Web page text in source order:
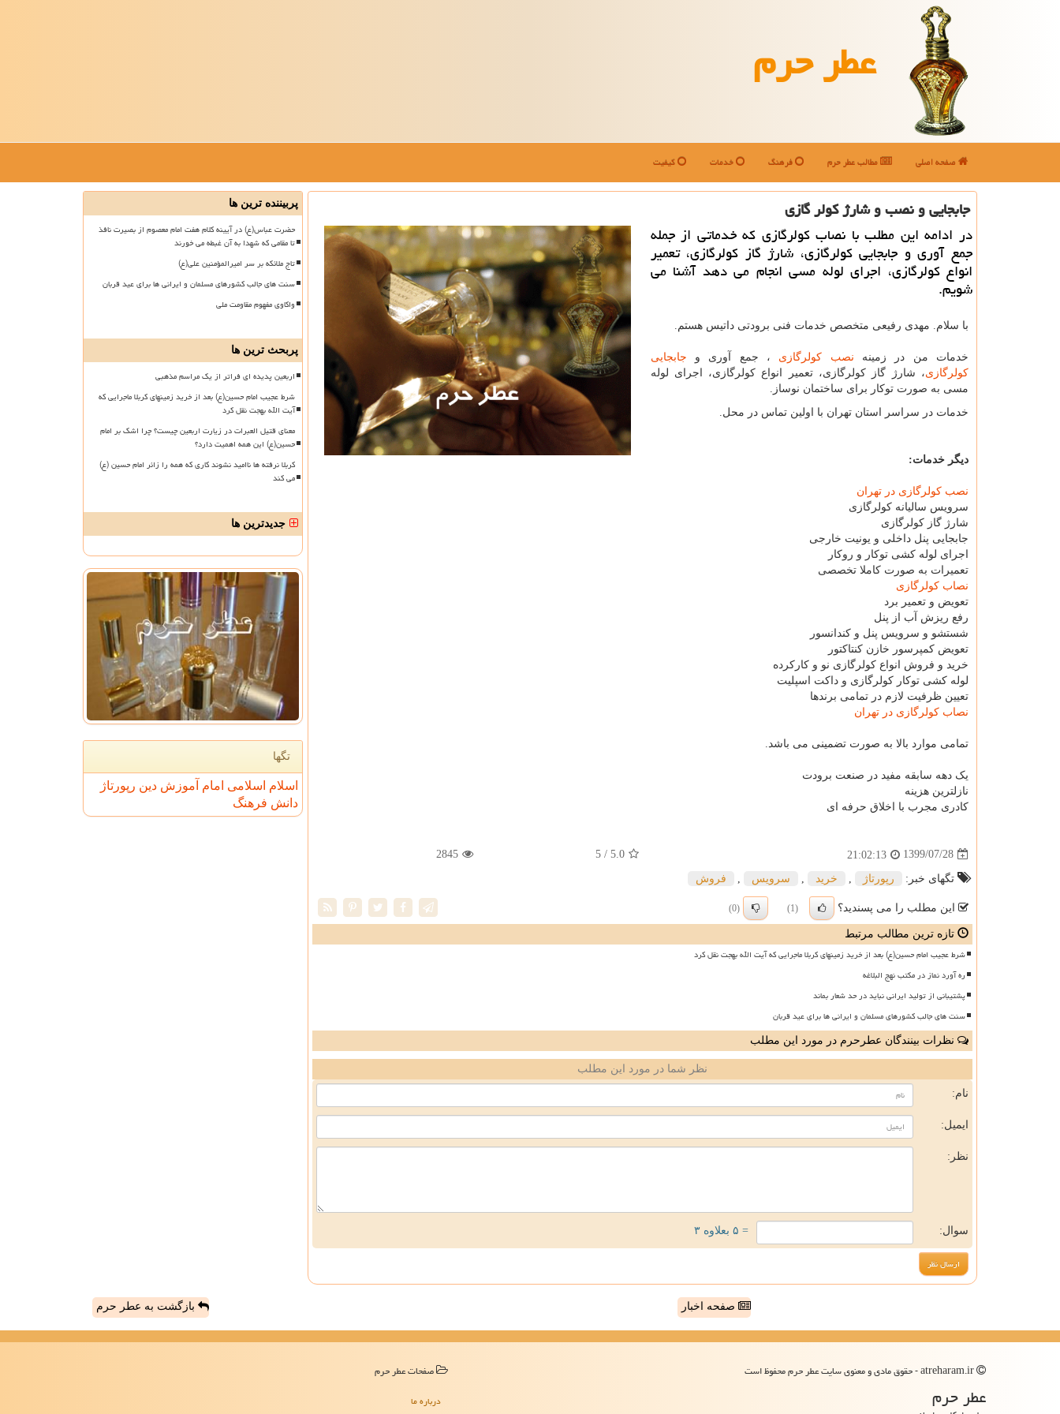
عطر حرم
صفحه اصلی مطالب عطر حرم فرهنگ خدمات کیفیت
جابجایی و نصب و شارژ كولر گازی
در ادامه این مطلب با نصاب كولرگازی كه خدماتی از جمله
جمع آوری و جابجایی كولرگازی، شارژ گاز كولرگازی، تعمیر
انواع كولرگازی، اجرای لوله مسی انجام می دهد آشنا می
شویم.
با سلام. مهدی رفیعی متخصص خدمات فنی برودتی داتیس هستم.
خدمات من در زمینه نصب کولرگازی ، جمع آوری و جابجایی
کولرگازی، شارژ گاز کولرگازی، تعمیر انواع کولرگازی، اجرای لوله
مسی به صورت توکار برای ساختمان نوساز.
خدمات در سراسر استان تهران با اولین تماس در محل.
دیگر خدمات:
نصب کولرگازی در تهران
سرویس سالیانه کولرگازی
شارژ گاز کولرگازی
جابجایی پنل داخلی و یونیت خارجی
اجرای لوله کشی توکار و روکار
تعمیرات به صورت کاملا تخصصی
نصاب کولرگازی
تعویض و تعمیر برد
رفع ریزش آب از پنل
شستشو و سرویس پنل و کندانسور
تعویض کمپرسور خازن کنتاکتور
خرید و فروش انواع کولرگازی نو و کارکرده
لوله کشی توکار کولرگازی و داکت اسپلیت
تعیین ظرفیت لازم در تمامی برندها
نصاب کولرگازی در تهران
تمامی موارد بالا به صورت تضمینی می باشد.
یک دهه سابقه مفید در صنعت برودت
نازلترین هزینه
کادری مجرب با اخلاق حرفه ای
1399/07/28
21:02:13
5.0
/ 5
2845
تگهای خبر: رپورتاژ خرید سرویس فروش
این مطلب را می پسندید؟ (1)
(0)
تازه ترین مطالب مرتبط
شرط عجیب امام حسین(ع) بعد از خرید زمینهای کربلا ماجرایی که آیت الله بهجت نقل کرد
ره آورد نماز در مکتب نهج البلاغه
پشتیبانی از تولید ایرانی نباید در حد شعار بماند
سنت های جالب کشورهای مسلمان و ایرانی ها برای عید قربان
نظرات بینندگان عطرحرم در مورد این مطلب
نظر شما در مورد این مطلب
نام:
ایمیل:
نظر:
سوال: = ۵ بعلاوه ۳
پربیننده ترین ها
حضرت عباس(ع) در آیینه کلام هفت امام معصوم از بصیرت نافذ
تا مقامی که شهدا به آن غبطه می خورند
تاج ملائکه بر سر امیرالمؤمنین علی(ع)
سنت های جالب کشورهای مسلمان و ایرانی ها برای عید قربان
واکاوی مفهوم مقاومت ملی
پربحث ترین ها
اربعین پدیده ای فراتر از یک مراسم مذهبی
شرط عجیب امام حسین(ع) بعد از خرید زمینهای کربلا ماجرایی که
آیت الله بهجت نقل کرد
معنای قتیل العبرات در زیارت اربعین چیست؟ چرا اشک بر امام
حسین(ع) این همه اهمیت دارد؟
کربلا نرفته ها ناامید نشوند کاری که همه را زائر امام حسین (ع)
می کند
جدیدترین ها
تگها
اسلام اسلامی امام آموزش دین رپورتاژ
دانش فرهنگ
صفحه اخبار بازگشت به عطر حرم
عطر حرم
صفحات عطر حرم
درباره ما